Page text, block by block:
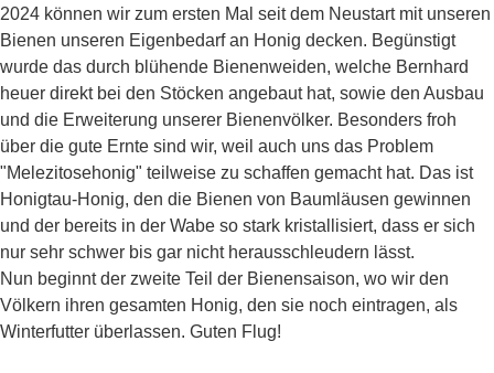
2024 können wir zum ersten Mal seit dem Neustart mit unseren
Bienen unseren Eigenbedarf an Honig decken. Begünstigt
wurde das durch blühende Bienenweiden, welche Bernhard
heuer direkt bei den Stöcken angebaut hat, sowie den Ausbau
und die Erweiterung unserer Bienenvölker. Besonders froh
über die gute Ernte sind wir, weil auch uns das Problem
"Melezitosehonig" teilweise zu schaffen gemacht hat. Das ist
Honigtau-Honig, den die Bienen von Baumläusen gewinnen
und der bereits in der Wabe so stark kristallisiert, dass er sich
nur sehr schwer bis gar nicht herausschleudern lässt.
Nun beginnt der zweite Teil der Bienensaison, wo wir den
Völkern ihren gesamten Honig, den sie noch eintragen, als
Winterfutter überlassen. Guten Flug!